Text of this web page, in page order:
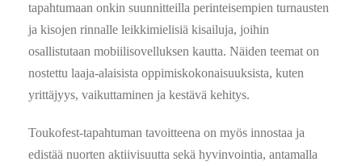
tapahtumaan onkin suunnitteilla perinteisempien turnausten
ja kisojen rinnalle leikkimielisiä kisailuja, joihin
osallistutaan mobiilisovelluksen kautta. Näiden teemat on
nostettu laaja-alaisista oppimiskokonaisuuksista, kuten
yrittäjyys, vaikuttaminen ja kestävä kehitys.
Toukofest-tapahtuman tavoitteena on myös innostaa ja
edistää nuorten aktiivisuutta sekä hyvinvointia, antamalla